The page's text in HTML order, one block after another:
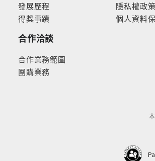
發展歷程
得獎事蹟
合作洽談
合作業務範圍
團購業務
隱私權政策
個人資料